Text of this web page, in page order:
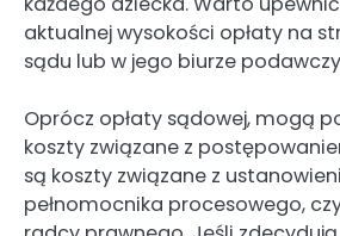
aktualnej wysokości opłaty na
sądu lub w jego biurze
Oprócz opłaty sądowej, mogą
koszty związane z
są koszty związane z
pełnomocnika procesowego,